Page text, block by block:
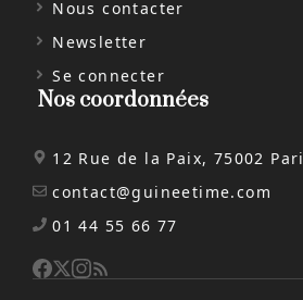
Nous contacter
Newsletter
Se connecter
Nos coordonnées
12 Rue de la Paix, 75002
contact@guineetime.com
01 44 55 66 77